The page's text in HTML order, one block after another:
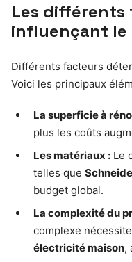
Les différents
influençant le
Différents facteurs
Voici les principaux
La superficie à
plus les coûts
Les matériaux : Le
telles que
budget global.
La complexité du
complexe
électricité maison,